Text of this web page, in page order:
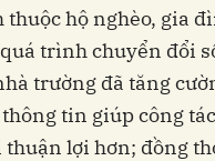
thuộc hộ nghèo, gia
trình chuyển đổi
trường đã tăng
tin giúp công
thuận lợi hơn; đồng